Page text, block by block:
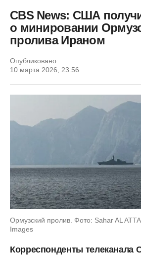
CBS News: США
о минировании
пролива Ираном
Опубликовано:
10 марта 2026, 23:56
Ормузский пролив. Фото: Sahar AL
Images
Корреспонденты телеканала